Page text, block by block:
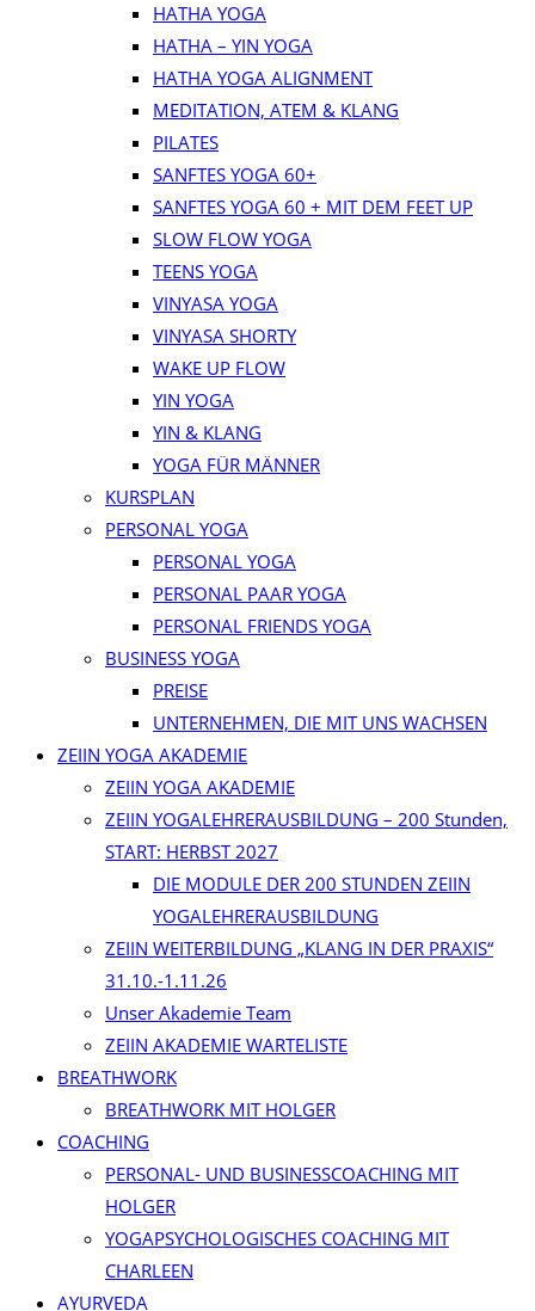
HATHA YOGA
HATHA – YIN YOGA
HATHA YOGA ALIGNMENT
MEDITATION, ATEM & KLANG
PILATES
SANFTES YOGA 60+
SANFTES YOGA 60 + MIT DEM FEET UP
SLOW FLOW YOGA
TEENS YOGA
VINYASA YOGA
VINYASA SHORTY
WAKE UP FLOW
YIN YOGA
YIN & KLANG
YOGA FÜR MÄNNER
KURSPLAN
PERSONAL YOGA
PERSONAL YOGA
PERSONAL PAAR YOGA
PERSONAL FRIENDS YOGA
BUSINESS YOGA
PREISE
UNTERNEHMEN, DIE MIT UNS WACHSEN
ZEIIN YOGA AKADEMIE
ZEIIN YOGA AKADEMIE
ZEIIN YOGALEHRERAUSBILDUNG – 200 Stunden,
START: HERBST 2027
DIE MODULE DER 200 STUNDEN ZEIIN
YOGALEHRERAUSBILDUNG
ZEIIN WEITERBILDUNG „KLANG IN DER PRAXIS“
31.10.-1.11.26
Unser Akademie Team
ZEIIN AKADEMIE WARTELISTE
BREATHWORK
BREATHWORK MIT HOLGER
COACHING
PERSONAL- UND BUSINESSCOACHING MIT
HOLGER
YOGAPSYCHOLOGISCHES COACHING MIT
CHARLEEN
AYURVEDA